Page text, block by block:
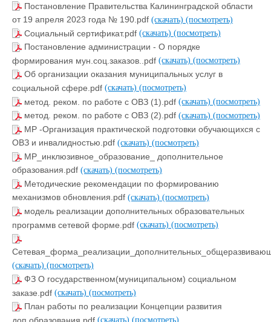
Постановление Правительства Калининградской области
от 19 апреля 2023 года № 190.pdf (скачать) (посмотреть)
Социальный сертификат.pdf (скачать) (посмотреть)
Постановление администрации - О порядке
формирования мун.соц.заказов..pdf (скачать) (посмотреть)
Об организации оказания муниципальных услуг в
социальной сфере.pdf (скачать) (посмотреть)
метод. реком. по работе с ОВЗ (1).pdf (скачать) (посмотреть)
метод. реком. по работе с ОВЗ (2).pdf (скачать) (посмотреть)
МР -Организация практической подготовки обучающихся с
ОВЗ и инвалидностью.pdf (скачать) (посмотреть)
МР_инклюзивное_образование_ дополнительное
образования.pdf (скачать) (посмотреть)
Методические рекомендации по формированию
механизмов обновления.pdf (скачать) (посмотреть)
модель реализации дополнительных образовательных
программв сетевой форме.pdf (скачать) (посмотреть)
(скачать) (посмотреть)
ФЗ О государственном(муниципальном) социальном
заказе.pdf (скачать) (посмотреть)
План работы по реализации Концепции развития
доп.образования.pdf (скачать) (посмотреть)